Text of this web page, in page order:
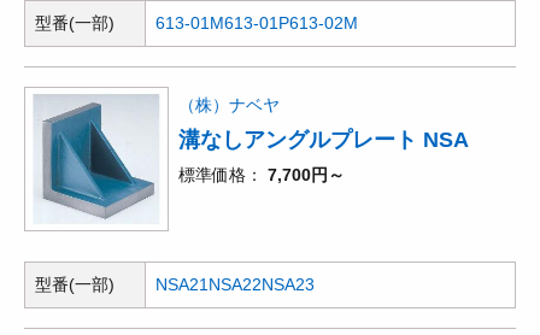
型番(一部) 613-01M613-01P613-02M
（株）ナベヤ
溝なしアングルプレート NSA
標準価格 7,700円～
型番(一部) NSA21 NSA22NSA23